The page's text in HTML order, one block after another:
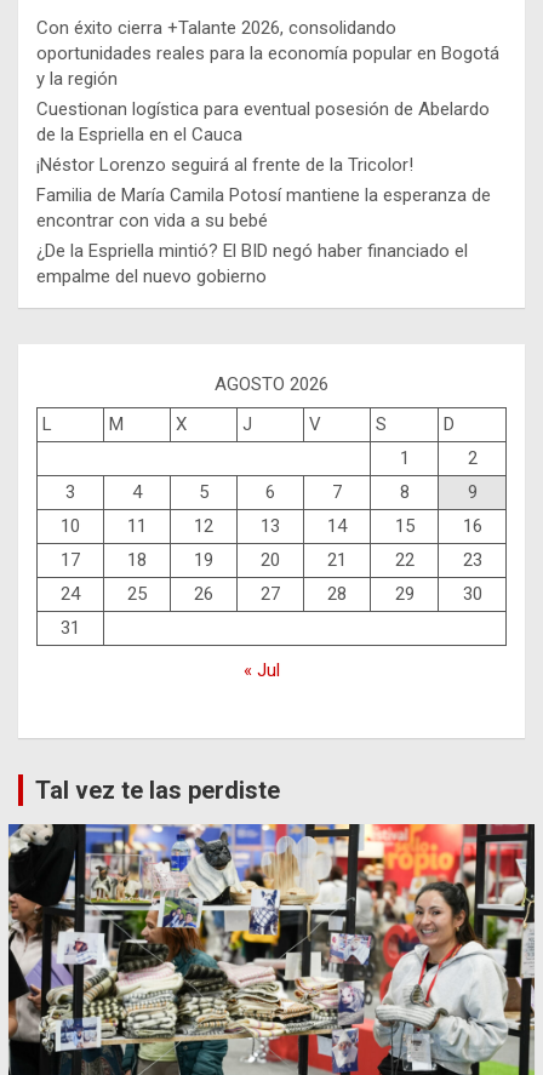
Con éxito cierra +Talante 2026, consolidando
oportunidades reales para la economía popular en Bogotá
y la región
Cuestionan logística para eventual posesión de Abelardo
de la Espriella en el Cauca
¡Néstor Lorenzo seguirá al frente de la Tricolor!
Familia de María Camila Potosí mantiene la esperanza de
encontrar con vida a su bebé
¿De la Espriella mintió? El BID negó haber financiado el
empalme del nuevo gobierno
AGOSTO 2026
L
M X J V S
D
1
2
3
4 5 6 7 8
9
10
11 12 13 14 15
16
17
18 19 20 21 22
23
24
25 26 27 28 29
30
31
« Jul
Tal vez te las perdiste